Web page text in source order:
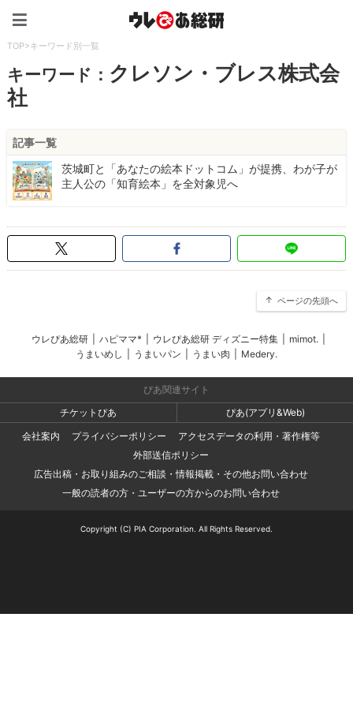
TOP>キーワード別一覧
キーワード： クレソン・ブレス株式会
社
記事一覧
茨城町と「あなたの絵本ドットコム」が提携、わが子が
主人公の「知育絵本」を全対象児へ
ページの先頭へ
ウレぴあ総研 ハピママ* ウレぴあ総研 ディズニー特集 mimot.
うまいめし
うまいパン うまい肉 Medery.
ぴあ関連サイト
チケットぴあ
ぴあ(アプリ&Web)
会社案内
プライバシーポリシー
アクセスデータの利用・著作権等
外部送信ポリシー
広告出稿・お取り組みのご相談・情報掲載・その他お問い合わせ
一般の読者の方・ユーザーの方からのお問い合わせ
Copyright (C) PIA Corporation. All Rights Reserved.